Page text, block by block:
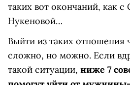
таких вот окончаний, как с
Нукеновой…
Выйти из таких отношения
сложно, но можно. Если
такой ситуации, ниже 7